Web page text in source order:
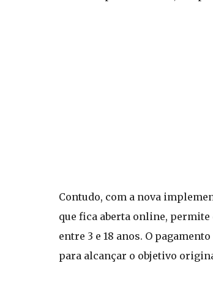
Contudo, com a nova
que fica aberta online, permite
entre 3 e 18 anos. O
para alcançar o objetivo